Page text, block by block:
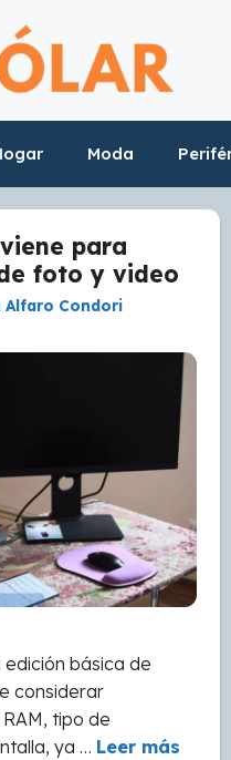
Moda
para
foto y video
Alfaro Condori
básica de
considerar
tipo de
ya … Leer más